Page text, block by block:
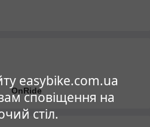
easybike.com.ua
сповіщення на
стіл.
OnRide